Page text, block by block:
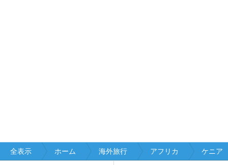
全表示 ホーム 海外旅行 アフリカ ケニア